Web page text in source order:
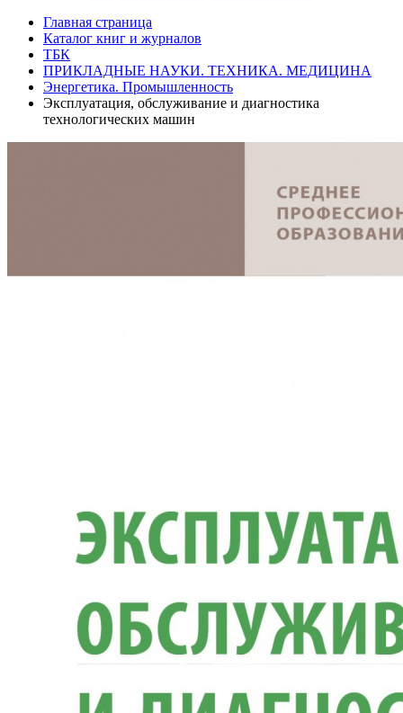
Главная страница
Каталог книг и журналов
ТБК
ПРИКЛАДНЫЕ НАУКИ. ТЕХНИКА. МЕДИЦИНА
Энергетика. Промышленность
Эксплуатация, обслуживание и диагностика
технологических машин